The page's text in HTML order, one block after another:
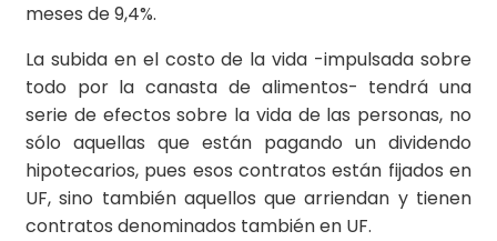
meses de 9,4%.
La subida en el costo de la vida -impulsada sobre
todo por la canasta de alimentos- tendrá una
serie de efectos sobre la vida de las personas, no
sólo aquellas que están pagando un dividendo
hipotecarios, pues esos contratos están fijados en
UF, sino también aquellos que arriendan y tienen
contratos denominados también en UF.